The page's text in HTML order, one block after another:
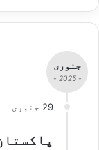
جنوری
- 2025 -
29 جنوری